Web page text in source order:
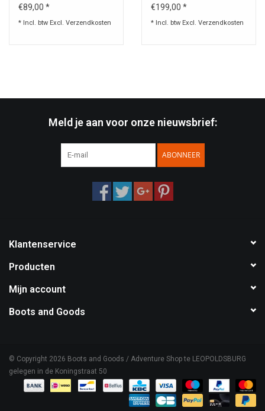
€89,00 *
* Incl. btw Excl. Verzendkosten
€199,00 *
* Incl. btw Excl. Verzendkosten
Meld je aan voor onze nieuwsbrief:
ABONNEER
Klantenservice
Producten
Mijn account
Boots and Goods
© Copyright 2026 Boots and Goods / Adventure Shop te LEOPOLDSBURG
gelegen in de Koningstraat 50